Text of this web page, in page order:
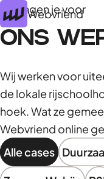
Webvriend
Zij gingen je voor
ONS
Wij werken voor
de lokale
hoek. Wat ze
Webvriend online
Alle cases